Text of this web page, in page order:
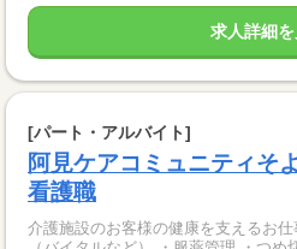
求人詳細
[パート・アルバイト]
阿見ケアコミュニティそ
看護職
介護施設のお客様の健康を支えるお